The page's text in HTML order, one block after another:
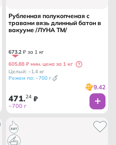
Рубленная полукопченая с
травами вязь длинный батон в
вакууме /ЛУНА ТМ/
673.2 ₽ за 1 кг
605.88 ₽ мин. цена за 1 кг
Целый: ~1.4 кг
Режем по: ~700 г
9.42
471.24 ₽
~700 г